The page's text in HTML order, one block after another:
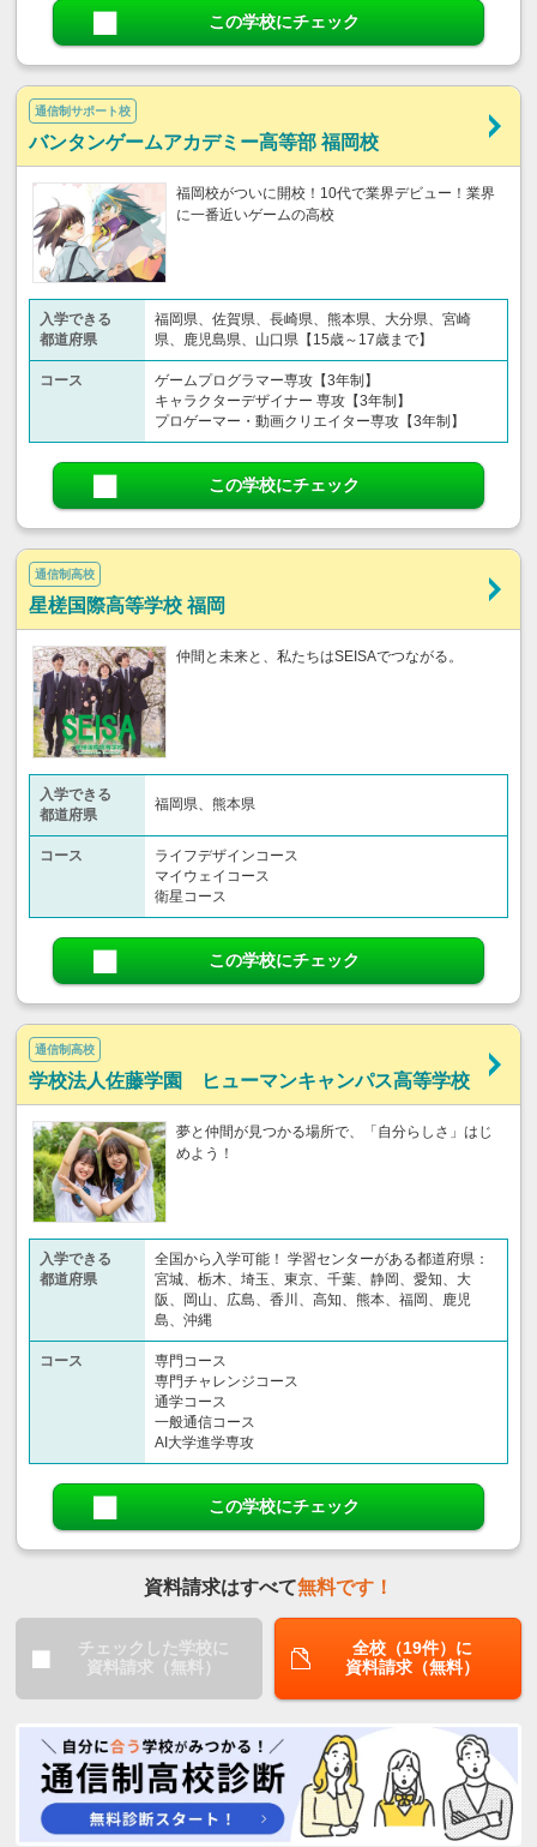
この学校にチェック
通信制サポート校
バンタンゲームアカデミー高等部 福岡校
福岡校がついに開校！10代で業界デビュー！業界
に一番近いゲームの高校
入学できる
都道府県
福岡県、佐賀県、長崎県、熊本県、大分県、宮崎
県、鹿児島県、山口県【15歳～17歳まで】
コース
ゲームプログラマー専攻【3年制】
キャラクターデザイナー 専攻【3年制】
プロゲーマー・動画クリエイター専攻【3年制】
この学校にチェック
通信制高校
星槎国際高等学校 福岡
仲間と未来と、私たちはSEISAでつながる。
入学できる
都道府県
福岡県、熊本県
コース
ライフデザインコース
マイウェイコース
衛星コース
この学校にチェック
通信制高校
学校法人佐藤学園 ヒューマンキャンパス高等学校
夢と仲間が見つかる場所で、「自分らしさ」はじ
めよう！
入学できる
都道府県
全国から入学可能！ 学習センターがある都道府県：
宮城、栃木、埼玉、東京、千葉、静岡、愛知、大
阪、岡山、広島、香川、高知、熊本、福岡、鹿児
島、沖縄
コース
専門コース
専門チャレンジコース
通学コース
一般通信コース
AI大学進学専攻
この学校にチェック
資料請求はすべて無料です！
チェックした学校に
資料請求（無料）
全校（19件）に
資料請求（無料）